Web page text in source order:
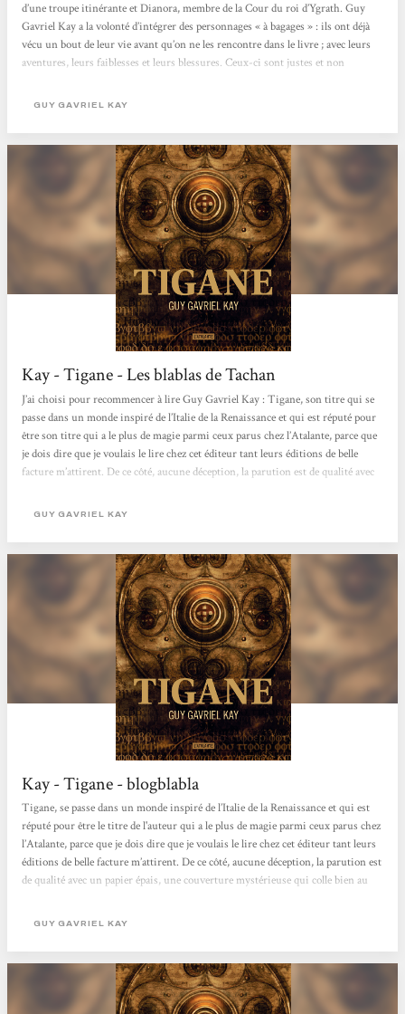
d’une troupe itinérante et Dianora, membre de la Cour du roi d’Ygrath. Guy
Gavriel Kay a la volonté d’intégrer des personnages « à bagages » : ils ont déjà
vécu un bout de leur vie avant qu’on ne les rencontre dans le livre ; avec leurs
aventures, leurs faiblesses et leurs blessures. Ceux-ci sont justes et non
profondeur. Les rebelles sont forts et intelligents, mais cela ne s’avère pas un
GUY GAVRIEL KAY
Kay - Tigane - Les blablas de Tachan
J’ai choisi pour recommencer à lire Guy Gavriel Kay : Tigane, son titre qui se
passe dans un monde inspiré de l’Italie de la Renaissance et qui est réputé pour
être son titre qui a le plus de magie parmi ceux parus chez l’Atalante, parce que
je dois dire que je voulais le lire chez cet éditeur tant leurs éditions de belle
facture m’attirent. De ce côté, aucune déception, la parution est de qualité avec
reliure solide et souple à la fois vu le nombre de pages et le format....
GUY GAVRIEL KAY
Kay - Tigane - blogblabla
Tigane, se passe dans un monde inspiré de l’Italie de la Renaissance et qui est
réputé pour être le titre de l'auteur qui a le plus de magie parmi ceux parus chez
l’Atalante, parce que je dois dire que je voulais le lire chez cet éditeur tant leurs
éditions de belle facture m’attirent. De ce côté, aucune déception, la parution est
de qualité avec un papier épais, une couverture mystérieuse qui colle bien au
La traduction est fluide et il y a reproduit les cartes nécessaires à la
GUY GAVRIEL KAY